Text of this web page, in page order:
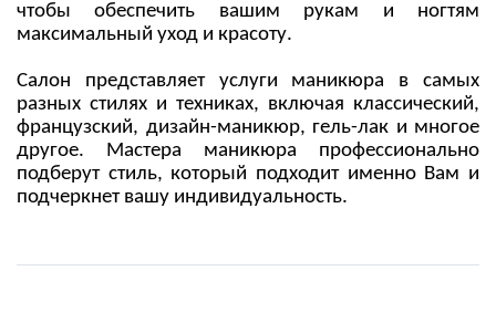
чтобы обеспечить вашим рукам и ногтям
максимальный уход и красоту.
Салон представляет услуги маникюра в самых
разных стилях и техниках, включая классический,
французский, дизайн-маникюр, гель-лак и многое
другое. Мастера маникюра профессионально
подберут стиль, который подходит именно Вам и
подчеркнет вашу индивидуальность.